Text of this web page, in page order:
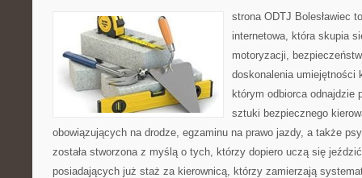
strona ODTJ Bolesławiec
internetowa, która skupia
motoryzacji,
doskonalenia umiejętności
którym odbiorca odnajdzie
sztuki bezpiecznego
obowiązujących na drodze, egzaminu na prawo jazdy, a także
została stworzona z myślą o tych, którzy dopiero uczą się
posiadających już staż za kierownicą, którzy zamierzają